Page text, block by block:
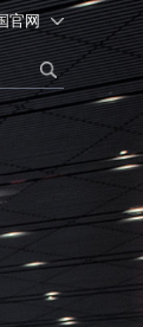
官网